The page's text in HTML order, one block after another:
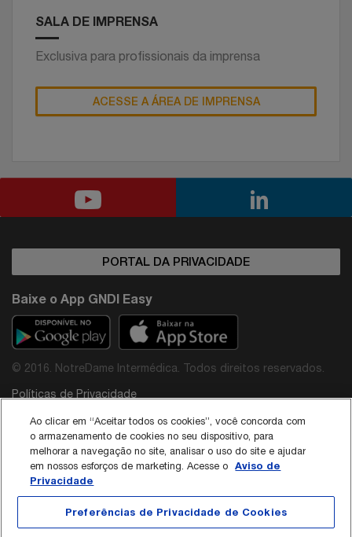
SALA DE IMPRENSA
Exclusiva para profissionais da imprensa
ACESSE A ÁREA DE IMPRENSA
PORTAL DA PRIVACIDADE
Baixe o App GNDI Easy
© 2016. NotreDame Intermédica. Todos direitos reservados.
Políticas de Privacidade
Avenida Paulista, 867 - São Paulo/SP - CEP: 01311-100
Responsável Técnico da Interodonto:
Ao clicar em “Aceitar todos os cookies”, você concorda com
o armazenamento de cookies no seu dispositivo, para
melhorar a navegação no site, analisar o uso do site e ajudar
em nossos esforços de marketing. Acesse o
Aviso de
Privacidade
Preferências de Privacidade de Cookies